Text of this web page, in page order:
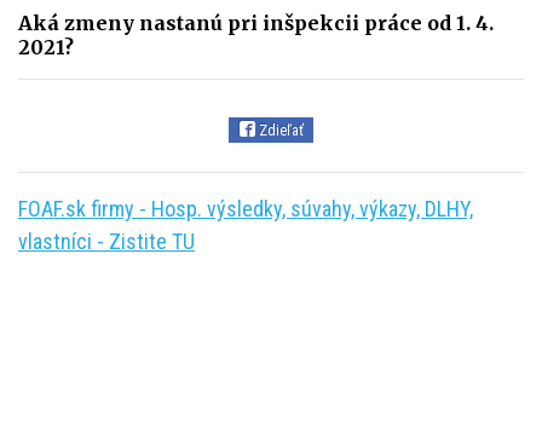
Aká zmeny nastanú pri inšpekcii práce od 1. 4.
2021?
Zdieľať
FOAF.sk firmy - Hosp. výsledky, súvahy, výkazy, DLHY,
vlastníci - Zistite TU